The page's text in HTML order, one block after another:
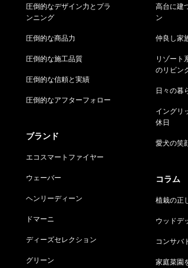
圧倒的なデザイン力とプラ
ンニング
圧倒的な商品力
圧倒的な施工品質
圧倒的な信頼と実績
圧倒的なアフターフォロー
ブランド
エコスマートファイヤー
ウェーバー
ヘンリーディーン
ドマーニ
ディーズセレクション
グリーン
高台に建
ン
仲良し家
リゾート
のリビン
日々の暮
イングリ
休日
愛犬の笑
コラム
植栽の正
ウッドデ
コンサバ
家庭菜園